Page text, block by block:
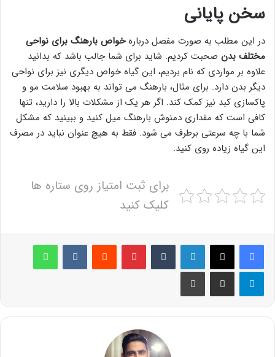
سخن پایانی
در این مطلب به صورت مفصل دربارهخواص بارهنگ برای نواحی
مختلف بدن صحبت کردیم. شاید برای شما جالب باشد که بدانید
علاوه بر مواردی که نام بردیم، این گیاه خواص دیگری نیز برای نواحی
دیگر بدن دارد. برای مثال، بارهنگ می تواند به بهبود سلامت مو و
پاکسازی کبد نیز کمک کند. اگر هر یک از مشکلات بالا را دارید، تنها
کافی است که مقداری دمنوش بارهنگ میل کنید و ببینید که مشکل
شما با چه سرعتی برطرف می شود. فقط به هیچ عنوان نباید در مصرف
این گیاه زیاده روی کنید.
برای ثبت امتیاز روی ستاره ها
کلیک کنید
لینکدین ‫تامبلر پینترست‫رددیت ‫VKontakteواتس آپ
تلگرام اشتراک گذاری از طریق ایمیل چاپ